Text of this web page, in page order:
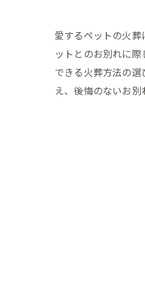
愛するペットの火
ットとのお別れに
できる火葬方法の
え、後悔のないお別